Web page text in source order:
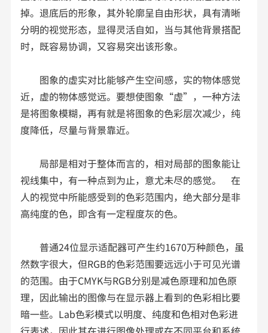
掉。退底后的形象，其外轮廓呈自由形状，具有清晰
分明的视觉形态，显得灵活自如，当与其他背景搭配
时，既容易协调，又容易突出该形象。
图象的虚实对比能够产生空间感，实的物体感觉
近，虚的物体感觉远。要想使图象“虚”，一种方法
是将图象模糊，再有就是将图象的色彩层次减少，纯
度降低，尽量与背景靠近。
局部是相对于整体而言的，相对局部的图象能让
视线集中，有一种点到为止，意尤未尽的感觉。 在
人的视觉中所能感受到的色彩范围内，绝大部分是非
高纯度的色，即含有一定程度灰的色。
普通24位显示适配器可产生约1670万种颜色，虽
然数字很大，但RGB的色彩范围要远远小于可见光谱
的范围。由于CMYK与RGB分别是减色原理和加色原
理，因此输出的图像与在显示器上看到的色彩相比要
暗一些。Lab色彩模式以明度、纯度和色相对色彩进